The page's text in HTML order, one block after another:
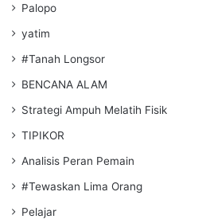
Palopo
yatim
#Tanah Longsor
BENCANA ALAM
Strategi Ampuh Melatih Fisik
TIPIKOR
Analisis Peran Pemain
#Tewaskan Lima Orang
Pelajar